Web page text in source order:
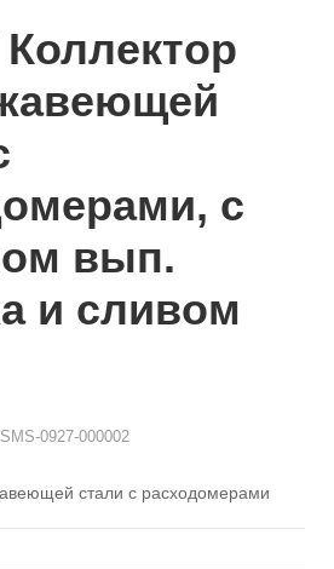
Коллектор
с
вып.
и сливом
SMS-0927-000002
стали с расходомерами